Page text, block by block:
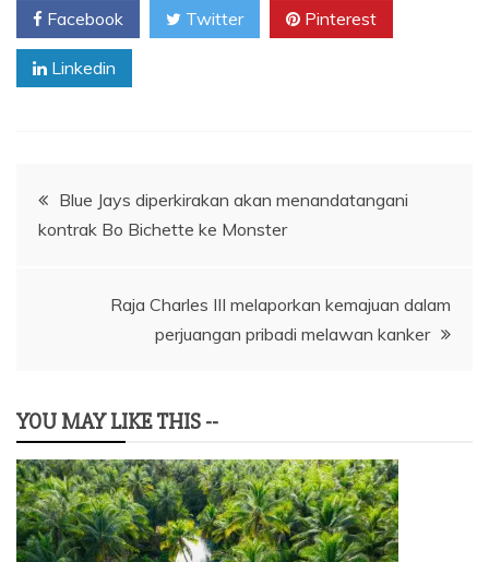
Facebook Twitter Pinterest
Linkedin
Navigasi
pos
Blue Jays diperkirakan akan menandatangani
kontrak Bo Bichette ke Monster
Raja Charles III melaporkan kemajuan dalam
perjuangan pribadi melawan kanker
YOU MAY LIKE THIS --